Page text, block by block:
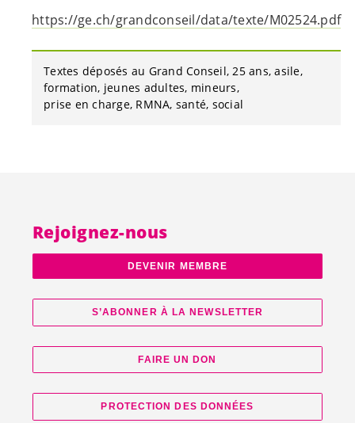
https://ge.ch/grandconseil/data/texte/M02524.pdf
Textes déposés au Grand Conseil 25 ans asile
formation jeunes adultes mineurs
prise en charge RMNA santé social
Rejoignez-nous
DEVENIR MEMBRE
S’ABONNER À LA NEWSLETTER
FAIRE UN DON
PROTECTION DES DONNÉES